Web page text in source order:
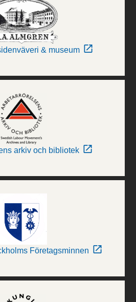
& museum
arkiv och bibliotek
Företagsminnen